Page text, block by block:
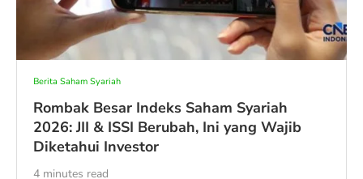
Berita Saham Syariah
Rombak Besar Indeks Saham Syariah
2026: JII & ISSI Berubah, Ini yang Wajib
Diketahui Investor
4 minutes read